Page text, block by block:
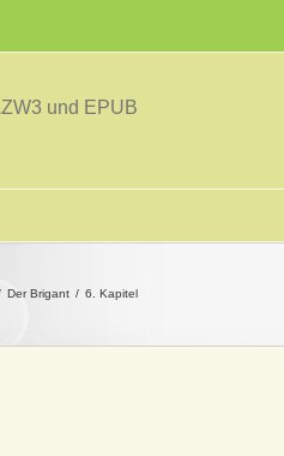
und EPUB
Der Brigant 6. Kapitel